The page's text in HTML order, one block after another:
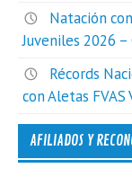
Natación
Juveniles 2026 –
Récords
con Aletas
AFILIADOS Y